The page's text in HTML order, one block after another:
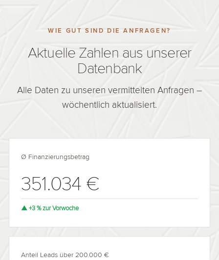
WIE GUT SIND DIE ANFRAGEN?
Aktuelle Zahlen aus unserer
Datenbank
Alle Daten zu unseren vermittelten Anfragen –
wöchentlich aktualisiert.
Ø Finanzierungsbetrag
351.034 €
▲ +3 % zur Vorwoche
Anteil Leads über 200.000 €